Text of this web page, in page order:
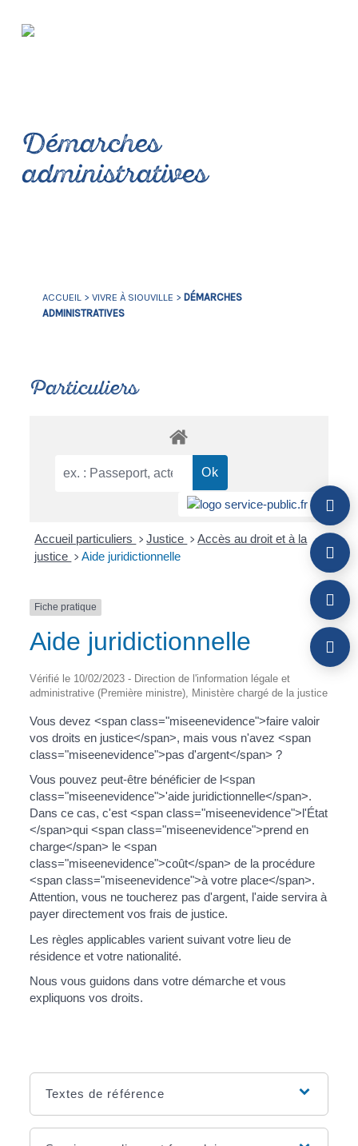
Démarches
administratives
ACCUEIL > VIVRE À SIOUVILLE > DÉMARCHES
ADMINISTRATIVES
Particuliers
Accueil particuliers > Justice > Accès au droit et à la
justice > Aide juridictionnelle
Fiche pratique
Aide juridictionnelle
Vérifié le 10/02/2023 - Direction de l'information légale et
administrative (Première ministre), Ministère chargé de la justice
Vous devez <span class="miseenevidence">faire valoir
vos droits en justice</span>, mais vous n'avez <span
class="miseenevidence">pas d'argent</span> ?
Vous pouvez peut-être bénéficier de l<span
class="miseenevidence">'aide juridictionnelle</span>.
Dans ce cas, c'est <span class="miseenevidence">l'État
</span>qui <span class="miseenevidence">prend en
charge</span> le <span
class="miseenevidence">coût</span> de la procédure
<span class="miseenevidence">à votre place</span>.
Attention, vous ne toucherez pas d'argent, l'aide servira à
payer directement vos frais de justice.
Les règles applicables varient suivant votre lieu de
résidence et votre nationalité.
Nous vous guidons dans votre démarche et vous
expliquons vos droits.
Textes de référence